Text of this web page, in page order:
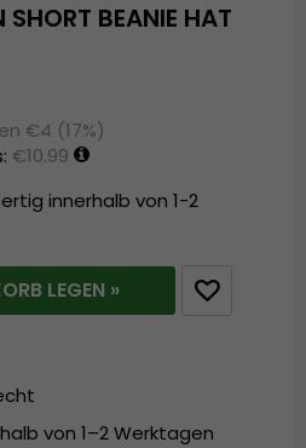
BEANIE HAT
€4 (17%)
€10.99
innerhalb von 1-2
LEGEN »
von 1–2 Werktagen